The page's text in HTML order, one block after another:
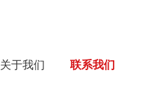
关于我们 联系我们